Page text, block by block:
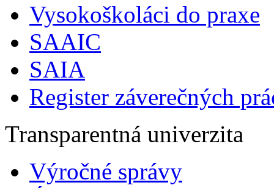
Vysokoškoláci do praxe
SAAIC
SAIA
Register záverečných
Transparentná univerzita
Výročné správy